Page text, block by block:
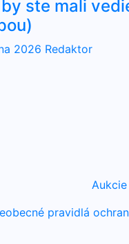
ste mali
2026 Redaktor
pravidlá